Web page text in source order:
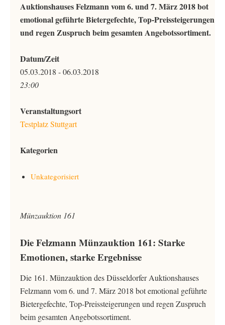
Auktionshauses Felzmann vom 6. und 7. März 2018 bot
emotional geführte Bietergefechte, Top-Preissteigerungen
und regen Zuspruch beim gesamten Angebotssortiment.
Datum/Zeit
05.03.2018 - 06.03.2018
23:00
Veranstaltungsort
Testplatz Stuttgart
Kategorien
Unkategorisiert
Münzauktion 161
Die Felzmann Münzauktion 161: Starke
Emotionen, starke Ergebnisse
Die 161. Münzauktion des Düsseldorfer Auktionshauses
Felzmann vom 6. und 7. März 2018 bot emotional geführte
Bietergefechte, Top-Preissteigerungen und regen Zuspruch
beim gesamten Angebotssortiment.